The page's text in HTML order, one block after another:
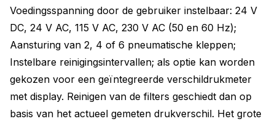
Voedingsspanning door de gebruiker instelbaar: 24 V
DC, 24 V AC, 115 V AC, 230 V AC (50 en 60 Hz);
Aansturing van 2, 4 of 6 pneumatische kleppen;
Instelbare reinigingsintervallen; als optie kan worden
gekozen voor een geïntegreerde verschildrukmeter
met display. Reinigen van de filters geschiedt dan op
basis van het actueel gemeten drukverschil. Het grote